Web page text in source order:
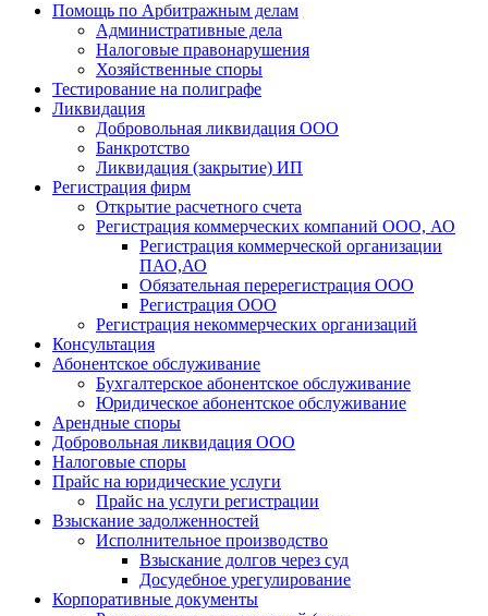
Помощь по Арбитражным делам
Административные дела
Налоговые правонарушения
Хозяйственные споры
Тестирование на полиграфе
Ликвидация
Добровольная ликвидация ООО
Банкротство
Ликвидация (закрытие) ИП
Регистрация фирм
Открытие расчетного счета
Регистрация коммерческих компаний ООО, АО
Регистрация коммерческой организации
ПАО,АО
Обязательная перерегистрация ООО
Регистрация ООО
Регистрация некоммерческих организаций
Консультация
Абонентское обслуживание
Бухгалтерское абонентское обслуживание
Юридическое абонентское обслуживание
Арендные споры
Добровольная ликвидация ООО
Налоговые споры
Прайс на юридические услуги
Прайс на услуги регистрации
Взыскание задолженностей
Исполнительное производство
Взыскание долгов через суд
Досудебное урегулирование
Корпоративные документы